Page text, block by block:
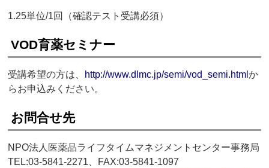
1.25単位/1回（確認テスト受講必須）
VOD育薬セミナー
受講希望の方は、 http://www.dlmc.jp/semi/vod_semi.htmlか
らお申込みください。
お問合せ先
NPO法人医薬品ライフタイムマネジメントセンター事務局
TEL:03-5841-2271、FAX:03-5841-1097